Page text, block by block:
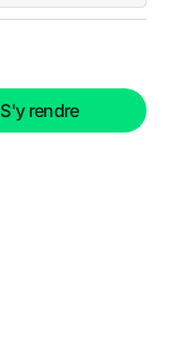
S'y rendre